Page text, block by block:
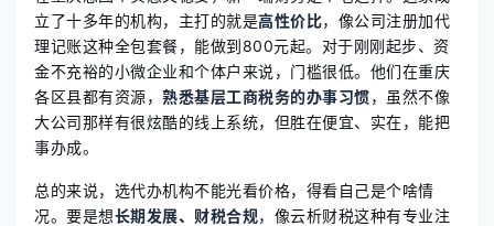
立了十多年的机构，主打的就是高性价比，像公司注册加代
理记账这种全包套餐，能做到800元起。对于刚刚起步、资
金不充裕的小微企业和个体户来说，门槛很低。他们在重庆
各区县都有资源， 熟悉基层工商税务的办事习惯，虽然不像
大公司那样有很炫酷的线上系统，但胜在便宜、实在，能把
事办成。
总的来说，选代办机构不能光看价格，得看自己是个啥情
况。要是想长期发展、财税合规，像云析财税这种有专业注